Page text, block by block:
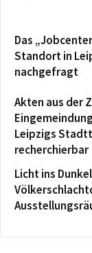
Das
Standort in
nachgefragt
Akten aus der
Leipzigs
recherchierbar
Licht ins